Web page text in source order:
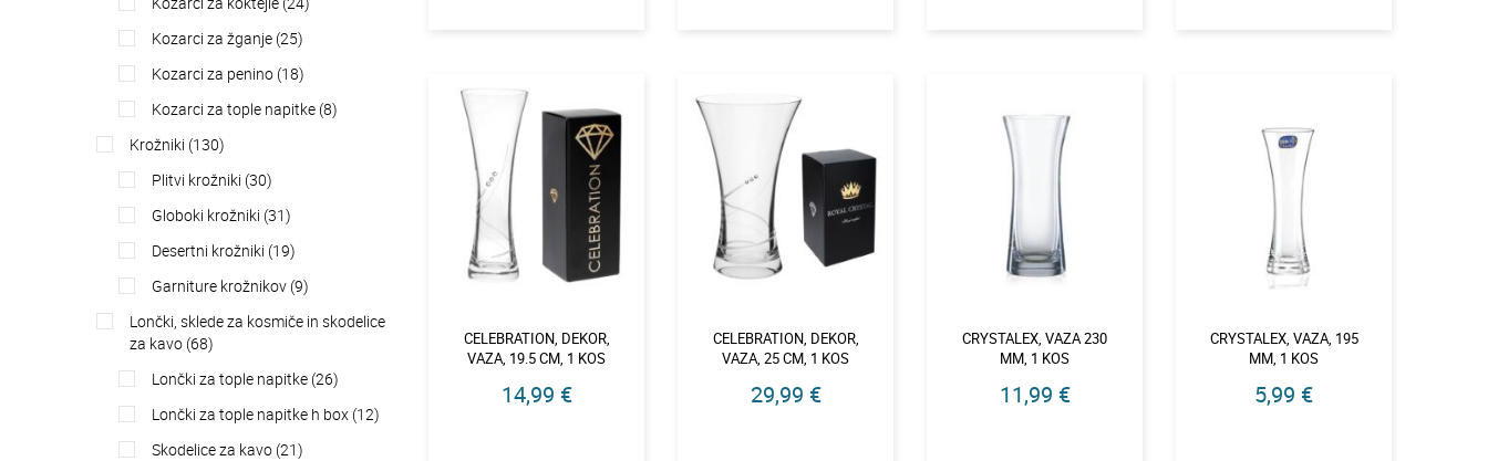
kozarci za žganje (25)
kozarci za penino (18)
kozarci za tople napitke (8)
krožniki (130)
plitvi krožniki (30)
globoki krožniki (31)
desertni krožniki (19)
garniture krožnikov (9)
lončki, sklede za kosmiče in skodelice
za kavo (68)
lončki za tople napitke (26)
lončki za tople napitke h box (12)
skodelice za kavo (21)
CELEBRATION, DEKOR,
VAZA, 19.5 CM, 1 KOS
14,99 €
CELEBRATION, DEKOR,
VAZA, 25 CM, 1 KOS
29,99 €
CRYSTALEX, VAZA 230
MM, 1 KOS
11,99 €
CRYSTALEX, VAZA, 195
MM, 1 KOS
5,99 €